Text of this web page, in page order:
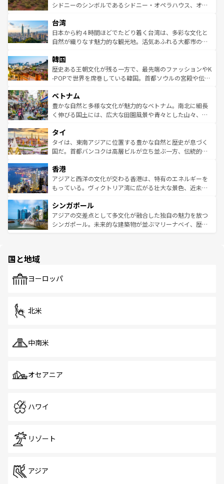
しみながら、その多様性と豊かな歴史を感じることができ
ならではの贅沢な旅のスタイルだ。 なお、新着のアメリカ
情報はコンテンツ一覧を参照してほしい。
おすすめ。エメラルドグリーンに輝く海をはじめ、豊かな
れるおもてなしの心で訪れる人々を迎えてくれるハワイの
人々、おいしいローカルフードやハワイアンミュージッ
ク、伝統的なフラダンスなど、すべてがハワイの魅力を彩
ワイを、存分に味わってほしい。 なお、新着のハワイ情報
はコンテンツ一覧を参照してほしい。
シドニーのシンボルであるシドニー・オペラハウス、オー
リアリーフや大陸中央部にそびえるウルル（エアーズロッ
ク）、タスマニアの美しい原生林やケアンズの熱帯雨林な
ど、見どころがたくさん。また、カフェやワイン、オージ
いる。アクティビティも充実しており、サーフィンやダイ
ビング、ハイキングなど、アウトドア好きにはたまらな
い。オーストラリアの多彩な魅力を存分に味わいつくそ
参照してほしい。
台湾
日本から約４時間ほどでたどり着く台湾は、多彩な文化と
自然が織りなす魅力的な観光地。活気あふれる大都市の台
ン）、静ひつな山岳地帯である台湾東部など、都市の喧騒
と山間の静けさが共存しており、訪れる人に新しい発見と
驚きをもたらしてくれる。また、奥深い台湾の食文化も魅
容にもいいと評判のスイーツなど、バラエティ豊かな料理
が味わえる。 なお、新着の台湾情報は コンテンツ一覧を参
照してほしい。
韓国
歴史ある王朝文化が残る一方で、最先端のファッションやK
-POPで世界を席巻している韓国。首都ソウルの宮殿や伝統
き、地方に足を延ばせば四季折々の自然美を楽しむことが
できる。そして、キムチや焼肉、絶品のストリートフード
まで、さまざまな韓国料理が待っている。夜には、韓国な
リティに包まれながら、韓国の多彩な魅力を心ゆくまで味
わってみてほしい。 なお、新着の韓国情報はコンテンツ一
覧を参照してほしい。
ベトナム
豊かな自然と多様な文化が魅力的なベトナム。南北に細長
く伸びる国土には、広大な田園風景や青々とした山々、世
急速な発展と共に伝統が息づく。ハノイの古い町並みやホ
ーチミン市のフランス統治時代の建物も、独特の雰囲気を
醸し出している。また、バラエティの豊かさとおいしさで
とつ。フォーやバインミー、ベトナムコーヒーなどは、ぜ
ひ現地で味わいたい。どの地域を訪れてもあたたかい人々
が旅行者を迎えてくれるので、きっと忘れられない旅にな
参照してほしい。
タイ
タイは、東南アジアに位置する豊かな自然と歴史が息づく
国だ。首都バンコクは高層ビルが立ち並ぶ一方、伝統的な
の活気が交差している。北部ではチェンマイなどの山岳地
帯で自然と触れ合い、南部ではプーケットやクラビの美し
いビーチでリゾート気分を楽しむことができる。タイ料理
激する。気候は一年中温暖で、どの季節にも異なる楽しみ
が待っている。親しみやすいタイの人々、仏教を中心とし
た文化、そして多様な観光資源が、訪れる旅人を魅了し続
香港
アジアと西洋の文化が交わる香港は、特有のエネルギーを
もっている。ヴィクトリア湾に広がる壮大な景色、近未来
み、どこを訪れても感動するはず。観光スポットが密集し
ており、効率よく見どころを回れるのも魅力。息をのむよ
うな絶景から文化的な体験まで、香港を存分に楽しみ尽く
シンガポール
アジアの交差点として多文化が融合した独自の魅力を放つ
シンガポール。未来的な建築物が並ぶマリーナベイ、歴史
で、ホーカーズは地元の風情を楽しめる外せないスポット
国と地域
ヨーロッパ
北米
中南米
オセアニア
ハワイ
リゾート
アジア